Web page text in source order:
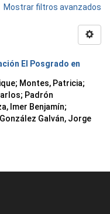
Mostrar filtros avanzados
El Posgrado en
; Montes, Patricia;
; Padrón
Imer Benjamín;
González Galván, Jorge